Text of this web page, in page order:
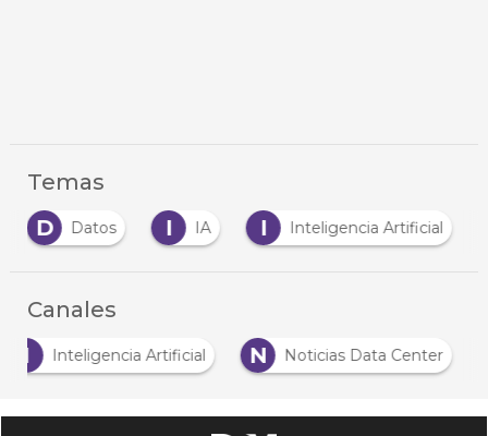
Temas
D
Datos I IA I Inteligencia Artificial
Canales
I
Inteligencia Artificial N Noticias Data Center